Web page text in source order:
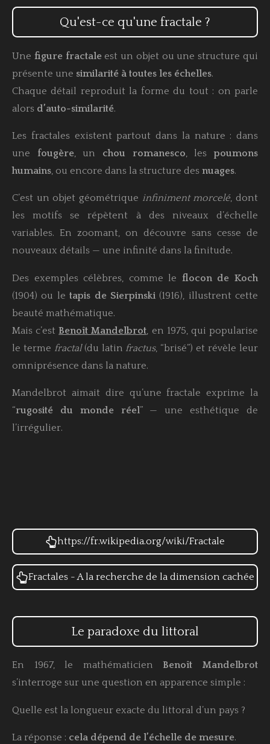
Qu'est-ce qu'une fractale ?
Une figure fractaleest un objet ou une structure qui
présente une similarité à toutes les échelles.
Chaque détail reproduit la forme du tout : on parle
alors d’auto-similarité.
Les fractales existent partout dans la nature : dans
une fougère, un chou romanesco, lespoumons
humains, ou encore dans la structure des nuages.
C’est un objet géométrique infiniment morcelé, dont
les motifs se répètent à des niveaux d’échelle
variables. En zoomant, on découvre sans cesse de
nouveaux détails — une infinité dans la finitude.
Des exemples célèbres, comme le flocon de Koch
(1904) ou letapis de Sierpinski(1916), illustrent cette
beauté mathématique.
Mais c’estBenoît Mandelbrot, en 1975, qui popularise
le terme fractal(du latin fractus, “brisé”) et révèle leur
omniprésence dans la nature.
Mandelbrot aimait dire qu’une fractale exprime la
“rugosité du monde réel” — une esthétique de
l’irrégulier.
https://fr.wikipedia.org/wiki/Fractale
Fractales - A la recherche de la dimension cachée
Le paradoxe du littoral
En 1967, le mathématicienBenoît Mandelbrot
s’interroge sur une question en apparence simple :
Quelle est la longueur exacte du littoral d’un pays ?
La réponse : cela dépend de l’échelle de mesure.